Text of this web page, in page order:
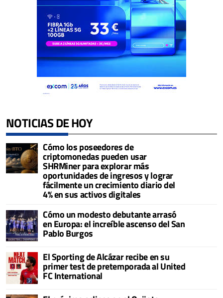
NOTICIAS DE HOY
Cómo los poseedores de
criptomonedas pueden usar
SHRMiner para explorar más
oportunidades de ingresos y lograr
fácilmente un crecimiento diario del
4% en sus activos digitales
Cómo un modesto debutante arrasó
en Europa: el increíble ascenso del San
Pablo Burgos
El Sporting de Alcázar recibe en su
primer test de pretemporada al United
FC International